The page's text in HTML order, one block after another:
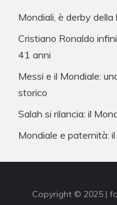
Mondiali, è derby
Cristiano Ronaldo
41 anni
Messi e il Mondiale:
storico
Salah si rilancia: il
Mondiale e paternità:
Copyright © 2025 |